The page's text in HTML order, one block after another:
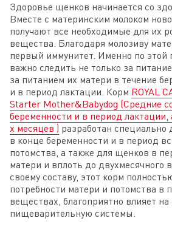
Здоровье щенков начинается со
Вместе с материнским молоком
получают все необходимые для их
вещества. Благодаря молозиву
первый иммунитет. Именно по этой
важно следить не только за
за питанием их матери в течение
и в период лактации. Корм ROYAL
Starter Mother&Babydog (Средние
беременности и в период
х месяцев ) разработан специально
в конце беременности и в период
потомства, а также для щенков в
матери и вплоть до двухмесячного
своему составу, этот корм
потребности матери и потомства в
веществах, благоприятно влияет
пищеварительную системы.